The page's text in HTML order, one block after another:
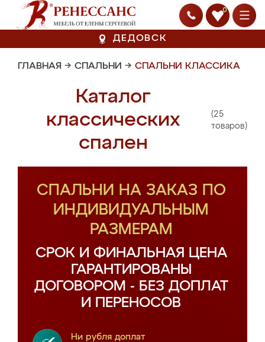
0
ДЕДОВСК
ГЛАВНАЯ → СПАЛЬНИ → СПАЛЬНИ КЛАССИКА
Каталог
классических
спален
(25
товаров)
СПАЛЬНИ НА ЗАКАЗ ПО
ИНДИВИДУАЛЬНЫМ
РАЗМЕРАМ
СРОК И ФИНАЛЬНАЯ ЦЕНА
ГАРАНТИРОВАНЫ
ДОГОВОРОМ - БЕЗ ДОПЛАТ
И ПЕРЕНОСОВ
Ни рубля доплат